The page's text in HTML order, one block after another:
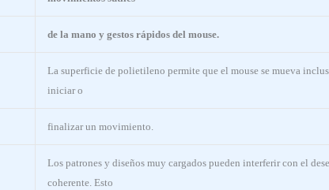
de la mano y gestos rápidos del mouse.
La superficie de polietileno permite que el mouse se mueva
iniciar o
finalizar un movimiento.
Los patrones y diseños muy cargados pueden interferir con el
coherente. Esto